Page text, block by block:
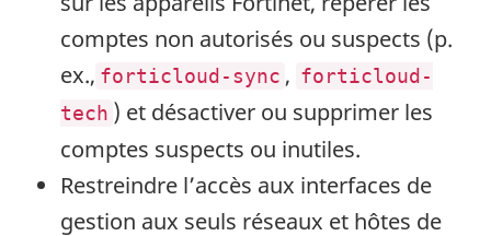
comptes non autorisés ou suspects (p.
ex., forticloud-sync , forticloud-
tech ) et désactiver ou supprimer les
comptes suspects ou inutiles.
Restreindre l’accès aux interfaces de
gestion aux seuls réseaux et hôtes de